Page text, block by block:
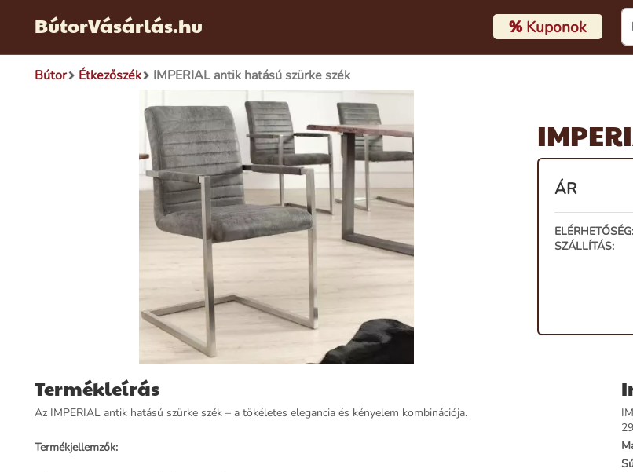
BútorVásárlás.hu %Kuponok
Bútor Étkezőszék IMPERIAL antik hatású szürke szék
ÁR
ELÉRHETŐSÉG:
SZÁLLÍTÁS:
Termékleírás
Az IMPERIAL antik hatású szürke szék – a tökéletes elegancia és kényelem kombinációja.
Termékjellemzők: